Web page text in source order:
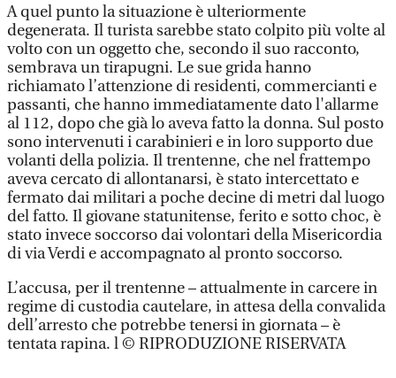
A quel punto la situazione è ulteriormente
degenerata. Il turista sarebbe stato colpito più volte al
volto con un oggetto che, secondo il suo racconto,
sembrava un tirapugni. Le sue grida hanno
richiamato l’attenzione di residenti, commercianti e
passanti, che hanno immediatamente dato l'allarme
al 112, dopo che già lo aveva fatto la donna. Sul posto
sono intervenuti i carabinieri e in loro supporto due
volanti della polizia. Il trentenne, che nel frattempo
aveva cercato di allontanarsi, è stato intercettato e
fermato dai militari a poche decine di metri dal luogo
del fatto. Il giovane statunitense, ferito e sotto choc, è
stato invece soccorso dai volontari della Misericordia
di via Verdi e accompagnato al pronto soccorso.
L’accusa, per il trentenne – attualmente in carcere in
regime di custodia cautelare, in attesa della convalida
dell’arresto che potrebbe tenersi in giornata – è
tentata rapina. l © RIPRODUZIONE RISERVATA